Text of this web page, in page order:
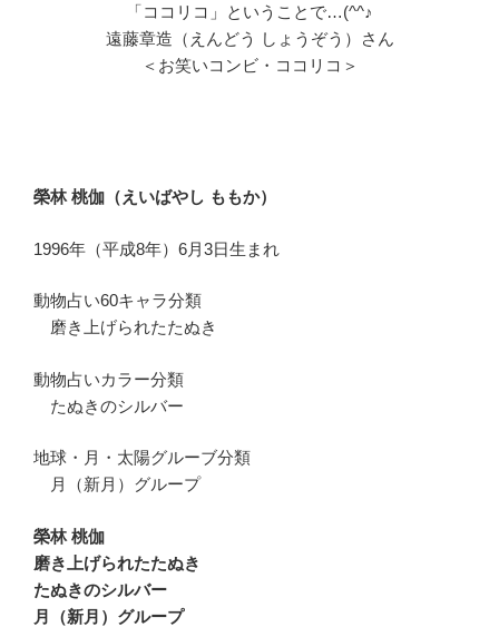
「ココリコ」ということで…(^^♪
遠藤章造（えんどう しょうぞう）さん
＜お笑いコンビ・ココリコ＞
榮林 桃伽（えいばやし ももか）
1996年（平成8年）6月3日生まれ
動物占い60キャラ分類
磨き上げられたたぬき
動物占いカラー分類
たぬきのシルバー
地球・月・太陽グルーブ分類
月（新月）グループ
榮林 桃伽
磨き上げられたたぬき
たぬきのシルバー
月（新月）グループ